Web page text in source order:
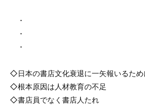
・
・
・
◇日本の書店文化衰退に一矢報いるため
◇根本原因は人材教育の不足
◇書店員でなく書店人たれ